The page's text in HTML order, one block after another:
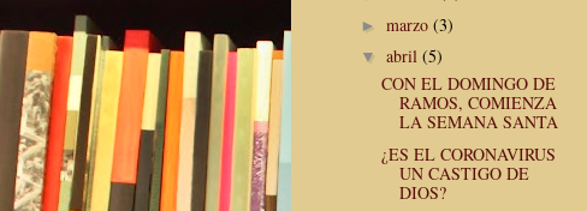
► marzo (3)
▼ abril (5)
CON EL DOMINGO DE
RAMOS, COMIENZA
LA SEMANA SANTA
¿ES EL CORONAVIRUS
UN CASTIGO DE
DIOS?